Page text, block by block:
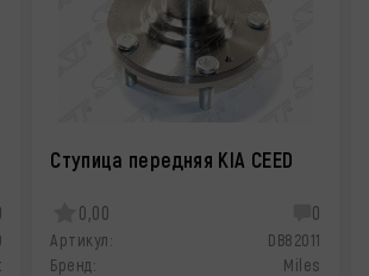
Ступица передняя KIA CEED
0,00 0
Артикул:
DB82011
Бренд:
Miles